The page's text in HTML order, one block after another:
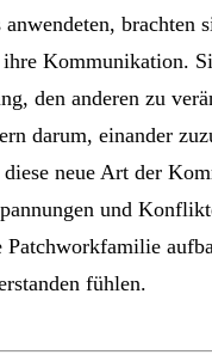
brachten
Kommunikation.
den anderen zu
darum, einander
neue Art der
und
Patchworkfamilie
fühlen.